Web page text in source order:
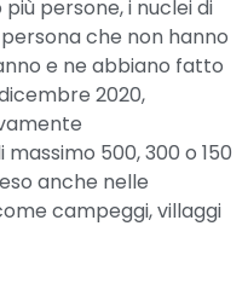
persone, i nuclei di
che non hanno
e ne abbiano fatto
2020,
500, 300 o 150
anche nelle
campeggi, villaggi